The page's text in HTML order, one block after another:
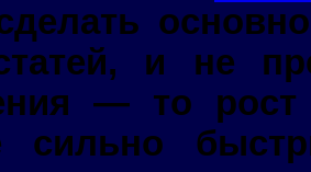
сделать
и не
— то
сильно